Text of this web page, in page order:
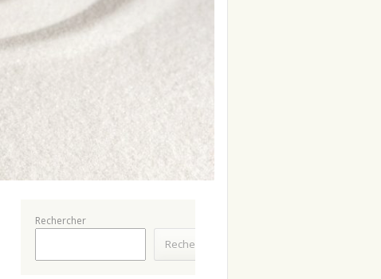
Rechercher
Rechercher